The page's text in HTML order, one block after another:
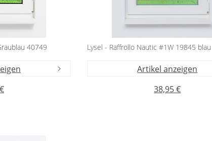
40749 Lysel - Raffrollo Nautic #1W 19845 blau
Artikel anzeigen
38,95 €